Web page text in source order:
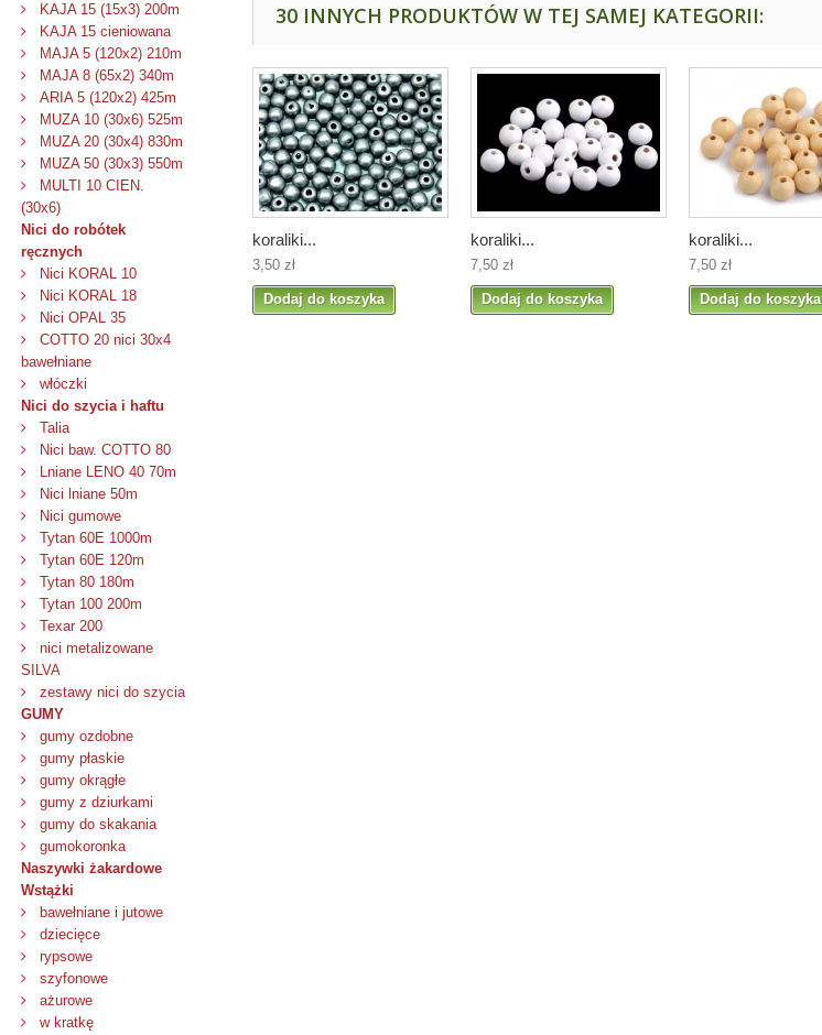
KAJA 15 (15x3) 200m
KAJA 15 cieniowana
MAJA 5 (120x2) 210m
MAJA 8 (65x2) 340m
ARIA 5 (120x2) 425m
MUZA 10 (30x6) 525m
MUZA 20 (30x4) 830m
MUZA 50 (30x3) 550m
MULTI 10 CIEN.
(30x6)
Nici do robótek
ręcznych
Nici KORAL 10
Nici KORAL 18
Nici OPAL 35
COTTO 20 nici 30x4
bawełniane
włóczki
Nici do szycia i haftu
Talia
Nici baw. COTTO 80
Lniane LENO 40 70m
Nici lniane 50m
Nici gumowe
Tytan 60E 1000m
Tytan 60E 120m
Tytan 80 180m
Tytan 100 200m
Texar 200
nici metalizowane
SILVA
zestawy nici do szycia
GUMY
gumy ozdobne
gumy płaskie
gumy okrągłe
gumy z dziurkami
gumy do skakania
gumokoronka
Naszywki żakardowe
Wstążki
bawełniane i jutowe
dziecięce
rypsowe
szyfonowe
ażurowe
w kratkę
30 INNYCH PRODUKTÓW W TEJ SAMEJ KATEGORII:
koraliki...
3,50 zł
Dodaj do koszyka
koraliki...
7,50 zł
Dodaj do koszyka
koraliki...
7,50 zł
Dodaj do koszyka